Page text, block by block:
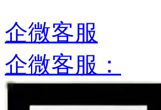
企微客服
企微客服：